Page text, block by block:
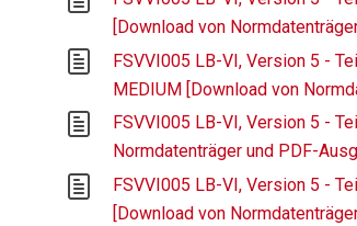
[Download von
FSVVI005 LB-VI, Version 5 -
MEDIUM [Download von
FSVVI005 LB-VI, Version 5 -
Normdatenträger und PDF-
FSVVI005 LB-VI, Version 5 -
[Download von